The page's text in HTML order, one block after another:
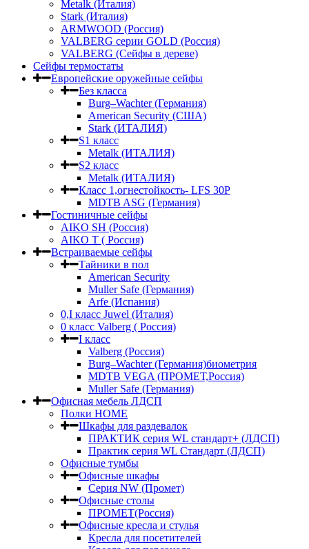
Metalk (Италия)
Stark (Италия)
ARMWOOD (Россия)
VALBERG серии GOLD (Россия)
VALBERG (Сейфы в дереве)
Сейфы термостаты
Европейские оружейные сейфы
Без класса
Burg–Wachter (Германия)
American Security (США)
Stark (ИТАЛИЯ)
S1 класс
Metalk (ИТАЛИЯ)
S2 класс
Metalk (ИТАЛИЯ)
Класс 1,огнестойкость- LFS 30P
MDTB ASG (Германия)
Гостиничные сейфы
AIKO SH (Россия)
AIKO Т ( Россия)
Встраиваемые сейфы
Тайники в пол
American Security
Muller Safe (Германия)
Arfe (Испания)
0,I класс Juwel (Италия)
0 класс Valberg ( Россия)
I класс
Valberg (Россия)
Burg–Wachter (Германия)биометрия
MDTB VEGA (ПРОМЕТ,Россия)
Muller Safe (Германия)
Офисная мебель ЛДСП
Полки HOME
Шкафы для раздевалок
ПРАКТИК серия WL стандарт+ (ЛДСП)
Практик серия WL Стандарт (ЛДСП)
Офисные тумбы
Офисные шкафы
Серия NW (Промет)
Офисные столы
ПРОМЕТ(Россия)
Офисные кресла и стулья
Кресла для посетителей